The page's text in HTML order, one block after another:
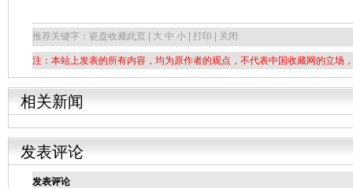
推荐关键字：瓷盘收藏此页 | 大 中 小 | 打印 | 关闭
注：本站上发表的所有内容，均为原作者的观点，不代表中国收藏网的立场
相关新闻
发表评论
发表评论